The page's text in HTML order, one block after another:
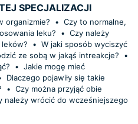
SPECJALIZACJI
organizmie? • Czy to normalne,
leku?
• Czy należy
• W jaki sposób wyciszyć
ze sobą w jakąś intreakcje?
•
• Jakie mogę mieć
Dlaczego pojawiły się takie
• Czy można przyjąć obie
należy wrócić do wcześniejszego